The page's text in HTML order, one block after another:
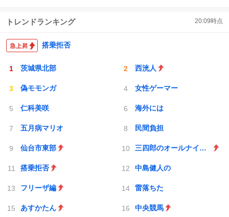
トレンドランキング 20:09時点
搭乗拒否
茨城県北部 西洸人
偽モモンガ 女性ゲーマー
仁科美咲 海外には
五月病マリオ 民間負担
仙台市東部 三四郎のオールナイトニッポン0
搭乗拒否 中島健人の
フリーザ編 雷落ちた
あすかたん 中央競馬